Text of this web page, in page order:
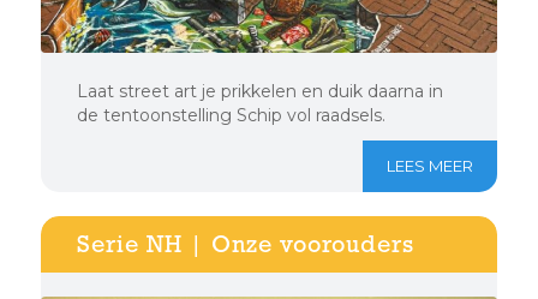
Laat street art je prikkelen en duik daarna in
de tentoonstelling Schip vol raadsels.
LEES MEER
Serie NH | Onze voorouders